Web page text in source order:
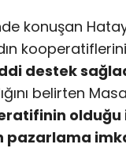
konuşan
destek
belirten
olduğu
pazarlama